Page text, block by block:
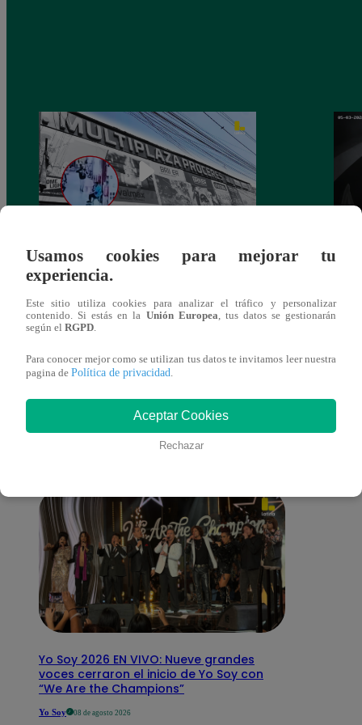
Asesinan a comerciante ferretero dentro de
galería en San Juan de Lurigancho
También te puede
interesar
Yo Soy 2026 EN VIVO: Nueve grandes
voces cerraron el inicio de Yo Soy con
“We Are the Champions”
Yo Soy 08 de agosto 2026
Usamos cookies para mejorar tu
experiencia.
Este sitio utiliza cookies para analizar el tráfico y personalizar
contenido. Si estás en la Unión Europea , tus datos se gestionarán
según el RGPD
Para conocer mejor como se utilizan tus datos te invitamos leer nuestra
pagina de Política de privacidad
Aceptar Cookies
Rechazar